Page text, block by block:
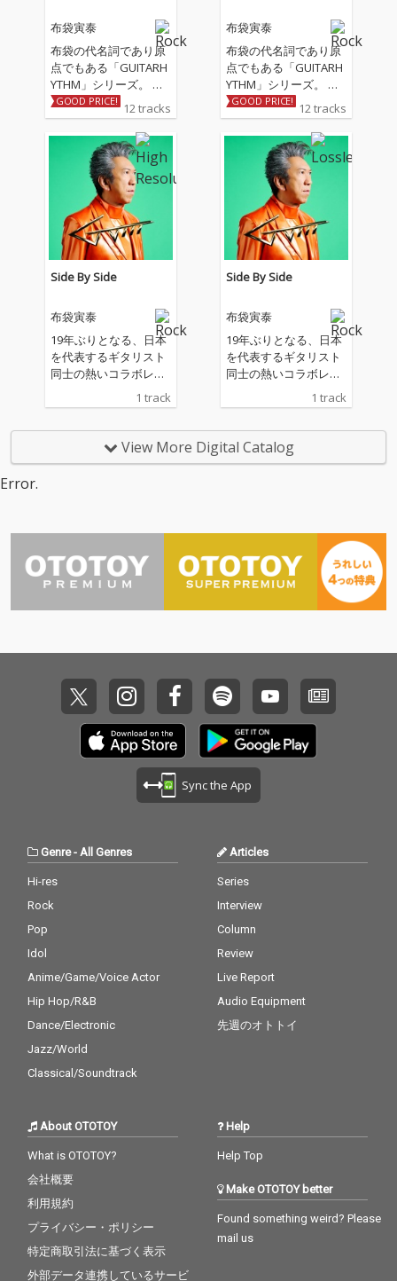
布袋寅泰
布袋の代名詞であり原
点でもある「GUITARH
YTHM」シリーズ。 そ
の8作目となる待望の
「GUITARHYTHM Vlll」
がついにリリース！ 前
作より1年7か月ぶりと
なる今作も、その名に
ふさわしく、挑戦的で
アヴァンギャルド、刺
激に満ちあふれた紛う
ことなき最高傑作！ 19
88年衝撃のソロデビュ
ーを飾った「GUITARH
YTHM」から37年。8作
やNew Waveの香りす
る華やかで解放感あふ
れる楽曲から、ソリッ
ドなカッティングギタ
な楽曲等、聴く者のカ
録。そして、名曲『St
kトリビュート・ライ
ヴでの共演も話題にな
っている、日本を代表
の石野卓球と初タッ
に艶やかなギターが織
りなす世界は、まさに
世界標準！過去にコラ
ボレーションもしたこ
とがあるTHE YELLOW
MONKEYの吉井和哉も
作詞で１曲参加と、豪
HOTEI最新にて最高の
アルバム！
GOOD PRICE! 12 tracks
布袋寅泰
布袋の代名詞であり原
点でもある「GUITARH
YTHM」シリーズ。 そ
の8作目となる待望の
「GUITARHYTHM Vlll」
がついにリリース！ 前
作より1年7か月ぶりと
なる今作も、その名に
ふさわしく、挑戦的で
アヴァンギャルド、刺
激に満ちあふれた紛う
ことなき最高傑作！ 19
88年衝撃のソロデビュ
ーを飾った「GUITARH
YTHM」から37年。8作
やNew Waveの香りす
る華やかで解放感あふ
れる楽曲から、ソリッ
ドなカッティングギタ
な楽曲等、聴く者のカ
録。そして、名曲『St
1日に行われるJeff Bec
kトリビュート・ライ
ヴでの共演も話題にな
っている、日本を代表
するギタリスト同士の
の石野卓球と初タッ
に艶やかなギターが織
りなす世界は、まさに
世界標準！過去にコラ
ボレーションもしたこ
とがあるTHE YELLOW
MONKEYの吉井和哉も
作詞で１曲参加と、豪
HOTEI最新にて最高の
アルバム！
GOOD PRICE! 12 tracks
Side By Side
布袋寅泰
19年ぶりとなる、日本
を代表するギタリスト
同士の熱いコラボレー
のアルバム「GUITARH
1 track
Side By Side
布袋寅泰
19年ぶりとなる、日本
を代表するギタリスト
同士の熱いコラボレー
のアルバム「GUITARH
配信曲
1 track
View More Digital Catalog
Error.
Sync the App
Genre- All Genres
Hi-res
Rock
Pop
Idol
Anime/Game/Voice Actor
Hip Hop/R&B
Dance/Electronic
Jazz/World
Classical/Soundtrack
Articles
Series
Interview
Column
Review
Live Report
Audio Equipment
先週のオトトイ
About OTOTOY
What is OTOTOY?
会社概要
利用規約
プライバシー・ポリシー
特定商取引法に基づく表示
外部データ連携しているサービ
Help
Help Top
Make OTOTOY better
Found something weird? Please
mail us